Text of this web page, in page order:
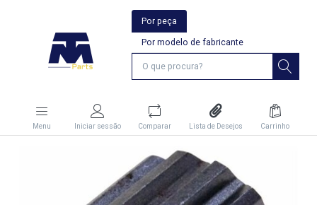
Por peça
Por modelo de fabricante
Menu Iniciar sessão Comparar Lista de Desejos Carrinho